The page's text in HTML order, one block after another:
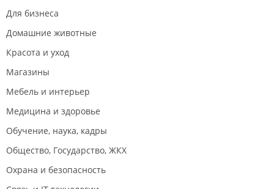
Для бизнеса
Домашние животные
Красота и уход
Магазины
Мебель и интерьер
Медицина и здоровье
Обучение, наука, кадры
Общество, Государство, ЖКХ
Охрана и безопасность